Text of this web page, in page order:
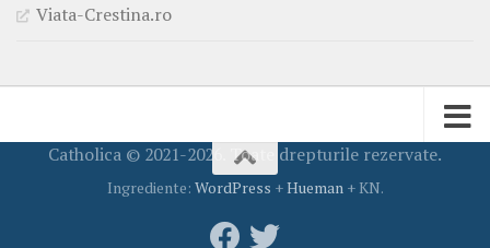
Viata-Crestina.ro
Catholica © 2021-2026. Toate drepturile rezervate.
Ingrediente: WordPress +Hueman + KN.